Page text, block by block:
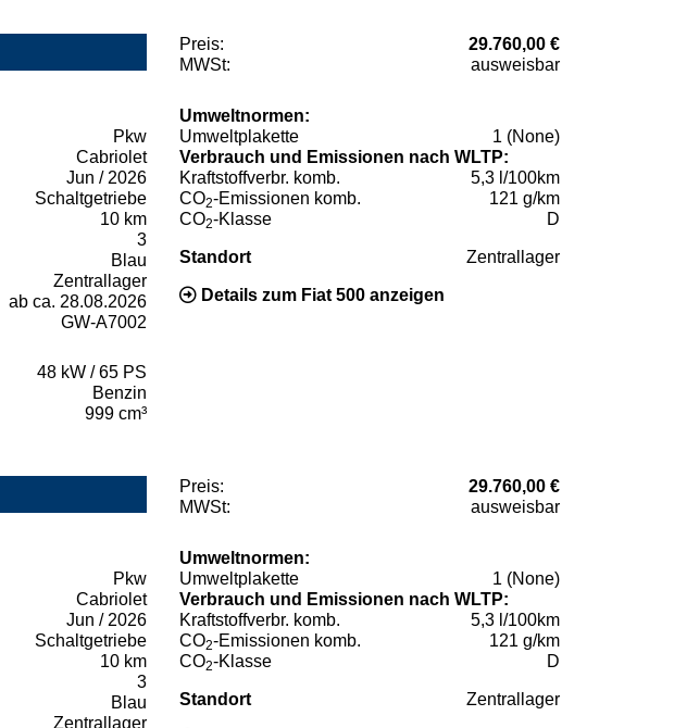
Preis:
29.760,00 €
MWSt:
ausweisbar
Pkw
Cabriolet
Jun / 2026
Schaltgetriebe
10 km
3
Blau
Zentrallager
ab ca. 28.08.2026
GW-A7002
48 kW / 65 PS
Benzin
999 cm³
Umweltnormen:
Umweltplakette
1 (None)
Verbrauch und Emissionen nach WLTP:
Kraftstoffverbr. komb.
5,3 l/100km
CO2-Emissionen komb.
121 g/km
CO2-Klasse D
Standort Zentrallager
Details zum Fiat 500 anzeigen
Preis:
29.760,00 €
MWSt:
ausweisbar
Pkw
Cabriolet
Jun / 2026
Schaltgetriebe
10 km
3
Blau
Zentrallager
Umweltnormen:
Umweltplakette
1 (None)
Verbrauch und Emissionen nach WLTP:
Kraftstoffverbr. komb.
5,3 l/100km
CO2-Emissionen komb.
121 g/km
CO2-Klasse D
Standort Zentrallager